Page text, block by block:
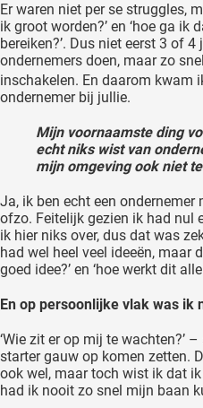
Er waren niet per se struggles,
ik groot worden?’ en ‘hoe ga
bereiken?’. Dus niet eerst 3 of
ondernemers doen, maar zo
inschakelen. En daarom kwam
ondernemer bij jullie.
Mijn voornaamste ding
echt niks wist van
mijn omgeving ook niet
Ja, ik ben echt een ondernemer
ofzo. Feitelijk gezien ik had nul
ik hier niks over, dus dat was
had wel heel veel ideeën, maar
goed idee?’ en ‘hoe werkt dit
En op persoonlijke vlak was ik
‘Wie zit er op mij te wachten?’
starter gauw op komen zetten.
ook wel, maar toch wist ik dat
had ik nooit zo snel mijn baan